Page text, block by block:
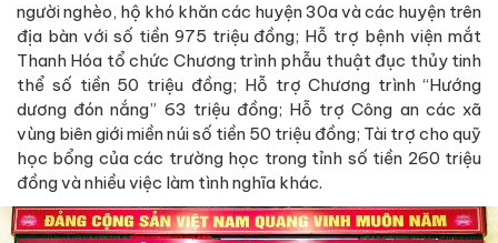
người nghèo, hộ khó khăn các huyện 30a và các huyện trên
địa bàn với số tiền 975 triệu đồng; Hỗ trợ bệnh viện mắt
Thanh Hóa tổ chức Chương trình phẫu thuật đục thủy tinh
thể số tiền 50 triệu đồng; Hỗ trợ Chương trình “Hướng
dương đón nắng” 63 triệu đồng; Hỗ trợ Công an các xã
vùng biên giới miền núi số tiền 50 triệu đồng; Tài trợ cho quỹ
học bổng của các trường học trong tỉnh số tiền 260 triệu
đồng và nhiều việc làm tình nghĩa khác.